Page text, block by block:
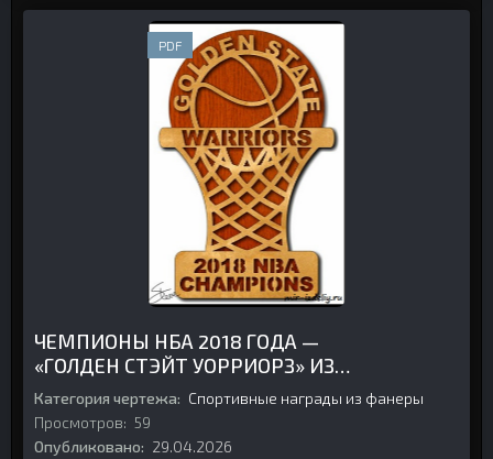
PDF
ЧЕМПИОНЫ НБА 2018 ГОДА —
«ГОЛДЕН СТЭЙТ УОРРИОРЗ» ИЗ
ФАНЕРЫ
Категория чертежа: Спортивные награды из фанеры
Просмотров: 59
Опубликовано: 29.04.2026